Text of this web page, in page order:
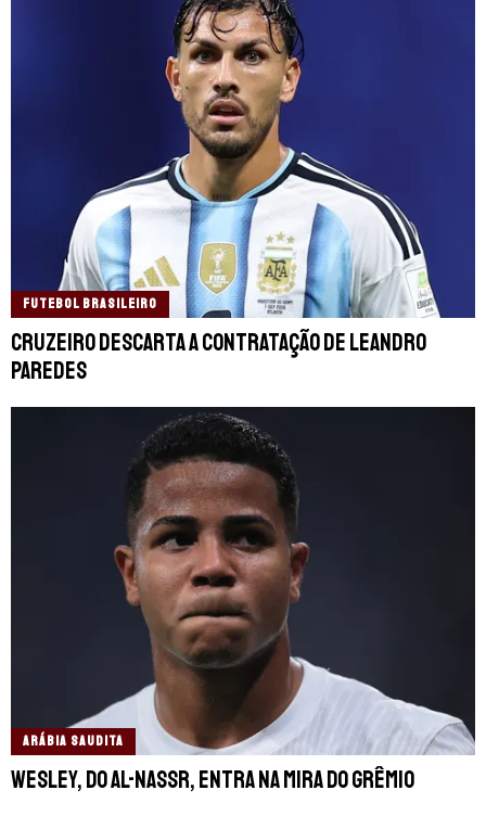
FUTEBOL BRASILEIRO
Cruzeiro descarta a contratação de Leandro
Paredes
ARÁBIA SAUDITA
Wesley, do Al-Nassr, entra na mira do Grêmio